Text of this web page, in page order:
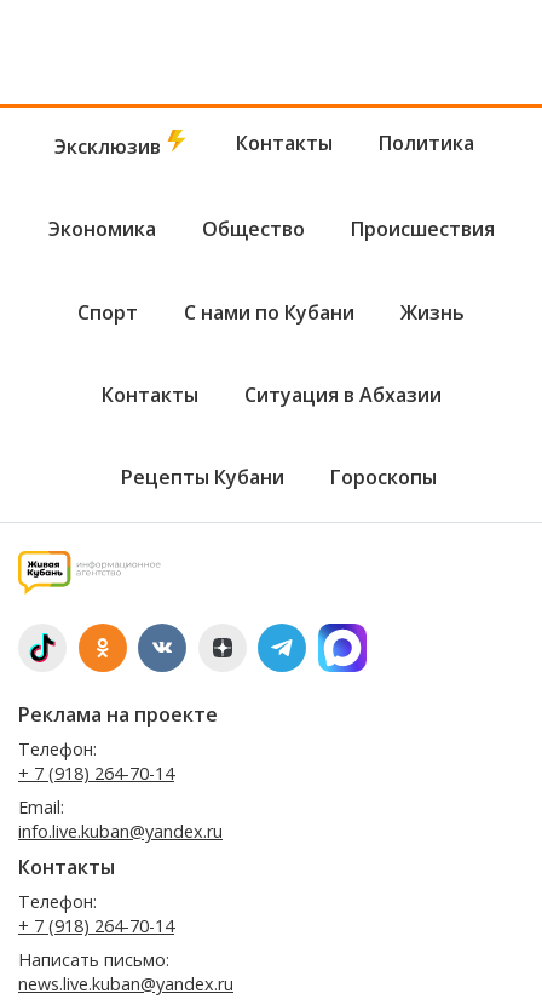
Эксклюзив Контакты Политика
Экономика Общество Происшествия
Спорт С нами по Кубани Жизнь
Контакты Ситуация в Абхазии
Рецепты Кубани Гороскопы
Реклама на проекте
Телефон:
+ 7 (918) 264-70-14
Email:
info.live.kuban@yandex.ru
Контакты
Телефон:
+ 7 (918) 264-70-14
Написать письмо:
news.live.kuban@yandex.ru